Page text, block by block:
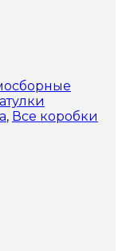
, Все коробки